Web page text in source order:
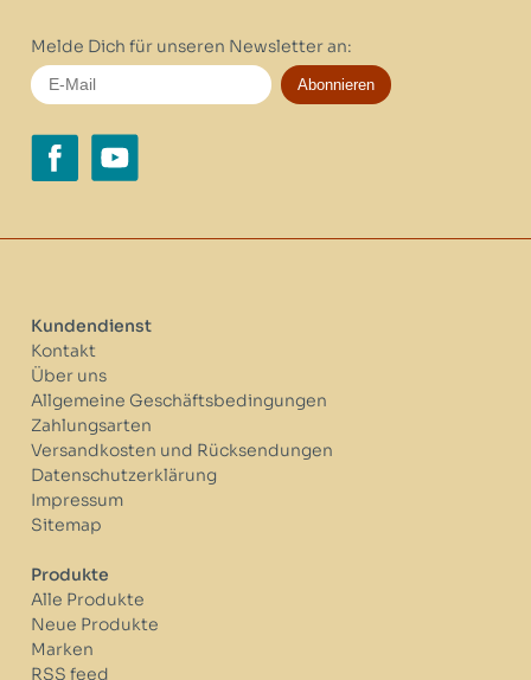
Melde Dich für unseren Newsletter an:
Abonnieren
Kundendienst
Kontakt
Über uns
Allgemeine Geschäftsbedingungen
Zahlungsarten
Versandkosten und Rücksendungen
Datenschutzerklärung
Impressum
Sitemap
Produkte
Alle Produkte
Neue Produkte
Marken
RSS feed